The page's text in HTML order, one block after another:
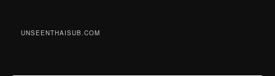
UNSEENTHAISUB.COM